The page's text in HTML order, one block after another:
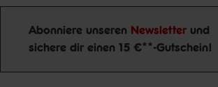
Newsletter Anmeldung
Abonniere unseren Newsletter und
sichere dir einen 15 €**-Gutschein!